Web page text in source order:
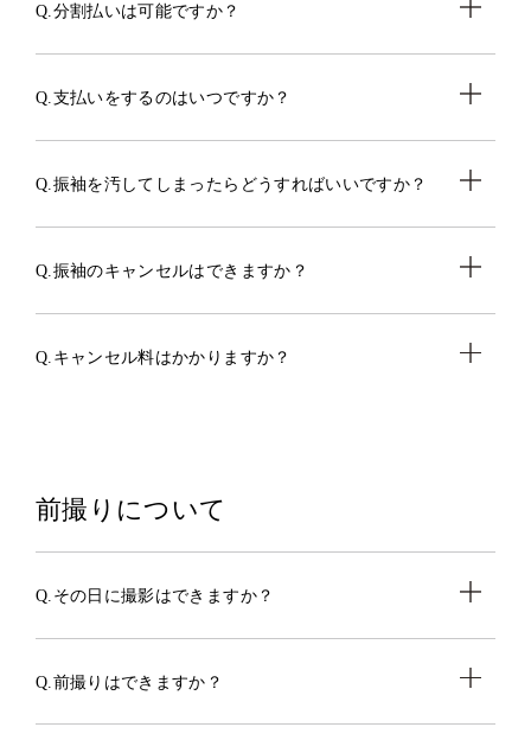
Q.分割払いは可能ですか？
Q.支払いをするのはいつですか？
Q.振袖を汚してしまったらどうすればいいですか？
Q.振袖のキャンセルはできますか？
Q.キャンセル料はかかりますか？
前撮りについて
Q.その日に撮影はできますか？
Q.前撮りはできますか？